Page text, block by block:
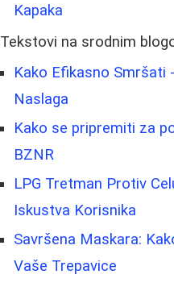
Kapaka
Tekstovi na srodnim
Kako Efikasno Smršati
Naslaga
Kako se pripremiti za
BZNR
LPG Tretman Protiv
Iskustva Korisnika
Savršena Maskara:
Vaše Trepavice